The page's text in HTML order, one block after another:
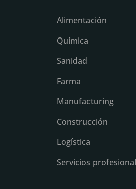
Alimentación
Química
Sanidad
Farma
Manufacturing
Construcción
Logística
Servicios